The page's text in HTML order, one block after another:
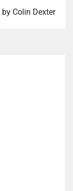
Colin Dexter